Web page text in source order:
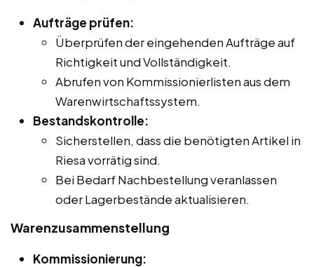
Aufträge prüfen:
Überprüfen der eingehenden Aufträge auf
Richtigkeit und Vollständigkeit.
Abrufen von Kommissionierlisten aus dem
Warenwirtschaftssystem.
Bestandskontrolle:
Sicherstellen, dass die benötigten Artikel in
Riesa vorrätig sind.
Bei Bedarf Nachbestellung veranlassen
oder Lagerbestände aktualisieren.
Warenzusammenstellung
Kommissionierung: